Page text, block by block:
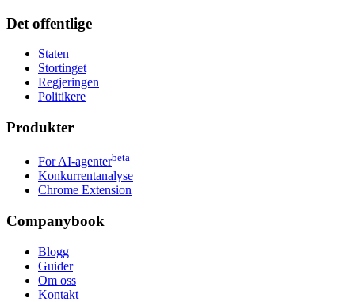
Det offentlige
Staten
Stortinget
Regjeringen
Politikere
Produkter
For AI-agenterbeta
Konkurrentanalyse
Chrome Extension
Companybook
Blogg
Guider
Om oss
Kontakt